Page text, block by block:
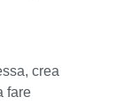
crea
fare